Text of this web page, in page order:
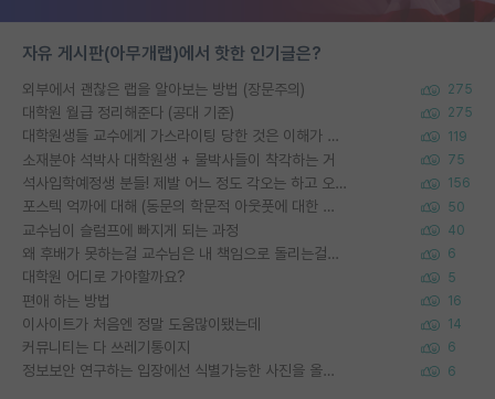
자유 게시판(아무개랩)에서 핫한 인기글은?
외부에서 괜찮은 랩을 알아보는 방법 (장문주의) 275
대학원 월급 정리해준다 (공대 기준) 275
대학원생들 교수에게 가스라이팅 당한 것은 이해가 갑니다. 안타깝네요. 119
소재분야 석박사 대학원생 + 물박사들이 착각하는 거 75
석사입학예정생 분들! 제발 어느 정도 각오는 하고 오세요. 156
포스텍 억까에 대해 (동문의 학문적 아웃풋에 대한 반박) 50
교수님이 슬럼프에 빠지게 되는 과정 40
왜 후배가 못하는걸 교수님은 내 책임으로 돌리는걸까요? 6
대학원 어디로 가야할까요? 5
편애 하는 방법 16
이사이트가 처음엔 정말 도움많이됐는데 14
커뮤니티는 다 쓰레기통이지 6
정보보안 연구하는 입장에선 식별가능한 사진을 올리는건 비추이긴함 6